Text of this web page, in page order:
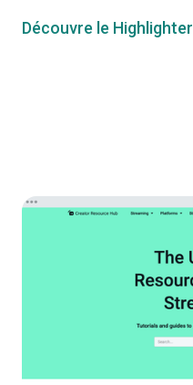
Découvre le Highlighter